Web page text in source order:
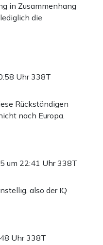
in Zusammenhang
die
Uhr338T
Rückständigen
nach Europa.
um 22:41 Uhr338T
also der IQ
Uhr338T